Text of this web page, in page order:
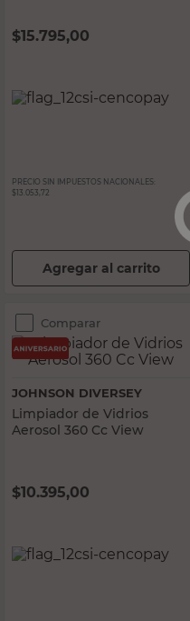
$15.795,00
PRECIO SIN IMPUESTOS NACIONALES:
$13.053,72
Agregar al carrito
Comparar
JOHNSON DIVERSEY
Limpiador de Vidrios
Aerosol 360 Cc View
$10.395,00